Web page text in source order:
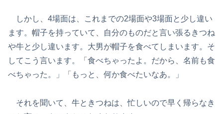
しかし、4場面は、これまでの2場面や3場面と少し違い
ます。帽子を持っていて、自分のものだと言い張るきつね
や牛と少し違います。大男が帽子を食べてしまいます。そ
してこう言います。「食べちゃったよ。だから、名前も食
べちゃった。」「もっと、何か食べたいなあ。」
それを聞いて、牛ときつねは、忙しいので早く帰らなき